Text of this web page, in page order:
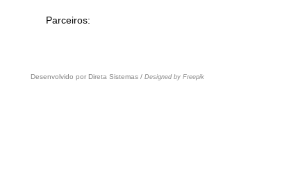
Parceiros:
Desenvolvido por Direta Sistemas / Designed by Freepik